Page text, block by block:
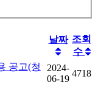
날짜 조회
수
공고(청
2024-
06-19
4718